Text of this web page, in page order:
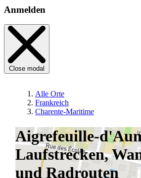
Anmelden
Close modal
Alle Orte
Frankreich
Charente-Maritime
Aigrefeuille-
Laufstrecken,
und Radrouten